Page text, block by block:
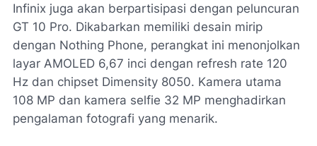
Infinix juga akan berpartisipasi dengan peluncuran
GT 10 Pro. Dikabarkan memiliki desain mirip
dengan Nothing Phone, perangkat ini menonjolkan
layar AMOLED 6,67 inci dengan refresh rate 120
Hz dan chipset Dimensity 8050. Kamera utama
108 MP dan kamera selfie 32 MP menghadirkan
pengalaman fotografi yang menarik.